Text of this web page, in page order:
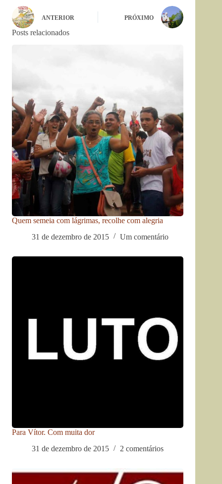
ANTERIOR PRÓXIMO
Posts relacionados
Quem semeia com lágrimas, recolhe com alegria
31 de dezembro de 2015
Um comentário
Para Vítor. Com muita dor
31 de dezembro de 2015
2 comentários